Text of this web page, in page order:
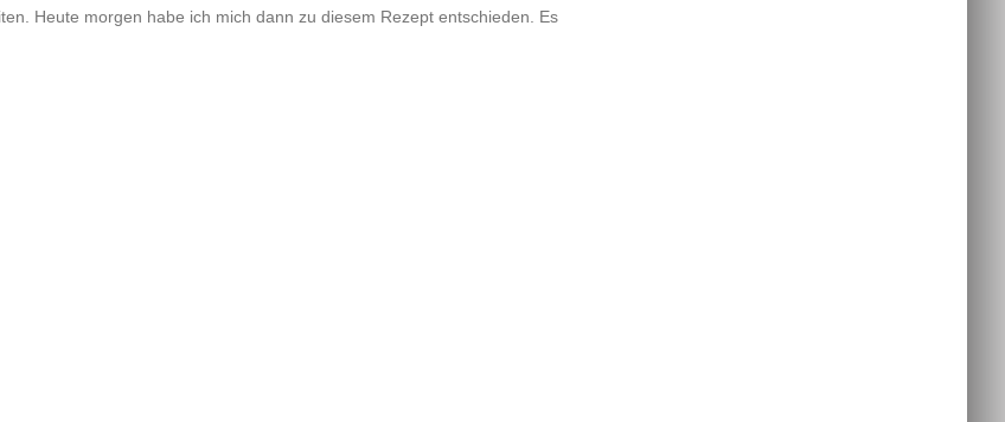
Heute morgen habe ich mich dann zu diesem Rezept entschieden. Es